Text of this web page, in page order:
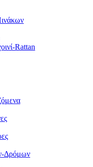
Rattan
Δρόμων